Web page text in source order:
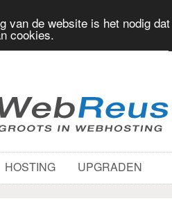
van de website is het nodig
cookies.
HOSTING UPGRADEN